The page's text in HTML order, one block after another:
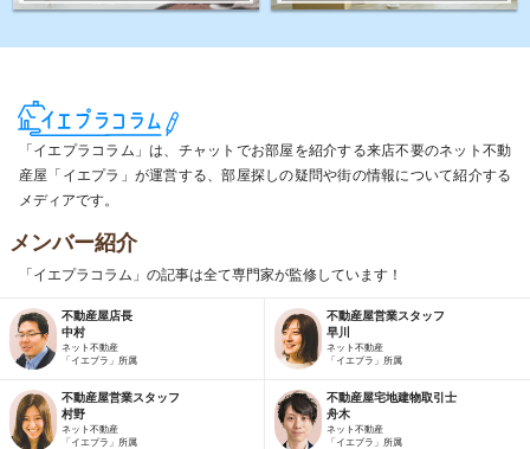
「イエプラコラム」は、チャットでお部屋を紹介する来店不要のネット不動
産屋「イエプラ」が運営する、部屋探しの疑問や街の情報について紹介する
メディアです。
メンバー紹介
「イエプラコラム」の記事は全て専門家が監修しています！
不動産屋店長
中村
ネット不動産
「イエプラ」所属
不動産屋営業スタッフ
早川
ネット不動産
「イエプラ」所属
不動産屋営業スタッフ
村野
ネット不動産
「イエプラ」所属
不動産屋宅地建物取引士
舟木
ネット不動産
「イエプラ」所属